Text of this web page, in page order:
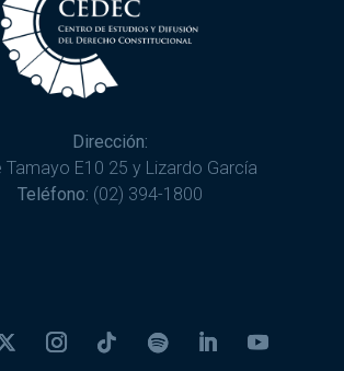
Dirección:
Tamayo E10 25 y Lizardo García
Teléfono: (02) 394-1800